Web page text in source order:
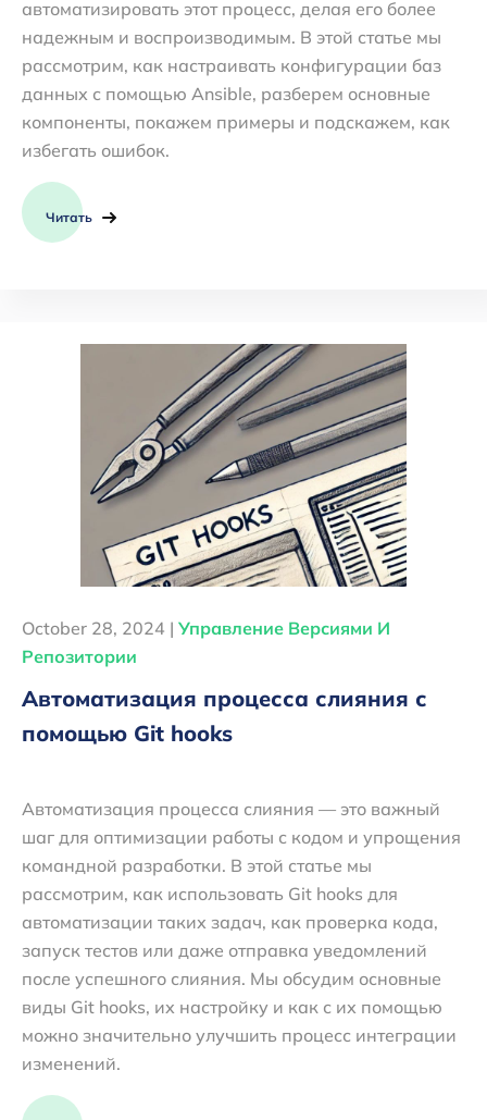
автоматизировать этот процесс, делая его более
надежным и воспроизводимым. В этой статье мы
рассмотрим, как настраивать конфигурации баз
данных с помощью Ansible, разберем основные
компоненты, покажем примеры и подскажем, как
избегать ошибок.
Читать
October 28, 2024 | Управление Версиями И
Репозитории
Автоматизация процесса слияния с
помощью Git hooks
Автоматизация процесса слияния — это важный
шаг для оптимизации работы с кодом и упрощения
командной разработки. В этой статье мы
рассмотрим, как использовать Git hooks для
автоматизации таких задач, как проверка кода,
запуск тестов или даже отправка уведомлений
после успешного слияния. Мы обсудим основные
виды Git hooks, их настройку и как с их помощью
можно значительно улучшить процесс интеграции
изменений.